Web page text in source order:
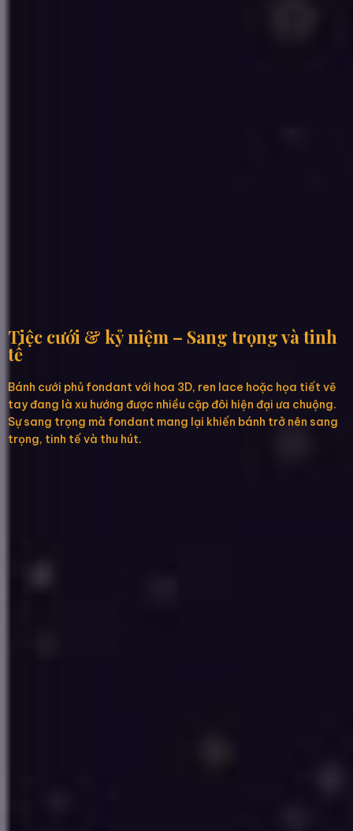
Tiệc cưới & kỷ niệm – Sang trọng và tinh
tế
Bánh cưới phủ fondant với hoa 3D, ren lace hoặc họa tiết vẽ
tay đang là xu hướng được nhiều cặp đôi hiện đại ưa chuộng.
Sự sang trọng mà fondant mang lại khiến bánh trở nên sang
trọng, tinh tế và thu hút.